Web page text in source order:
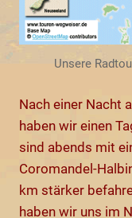
Unsere
Nach einer Nacht
haben wir einen
sind abends mit
Coromandel-
km stärker
haben wir uns im